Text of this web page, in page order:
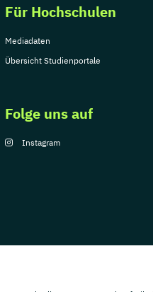
Für Hochschulen
Mediadaten
Übersicht Studienportale
Folge uns auf
Instagram